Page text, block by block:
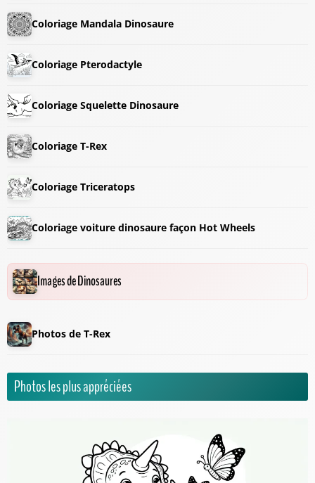
Coloriage Mandala Dinosaure
Coloriage Pterodactyle
Coloriage Squelette Dinosaure
Coloriage T-Rex
Coloriage Triceratops
Coloriage voiture dinosaure façon Hot Wheels
Images de Dinosaures
Photos de T-Rex
Photos les plus appréciées